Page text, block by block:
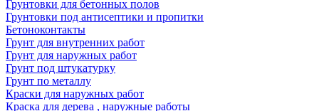
Грунтовки для бетонных полов
Грунтовки под антисептики и пропитки
Бетоноконтакты
Грунт для внутренних работ
Грунт для наружных работ
Грунт под штукатурку
Грунт по металлу
Краски для наружных работ
Краска для дерева , наружные работы